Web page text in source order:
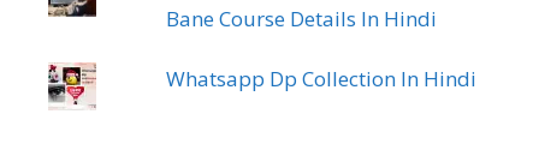
Bane Course Details In Hindi
Whatsapp Dp Collection In Hindi